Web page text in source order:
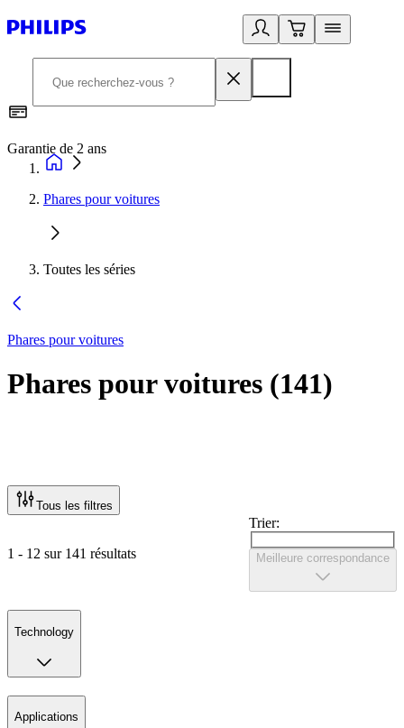
Garantie de 2 ans
Phares pour voitures
Toutes les séries
Phares pour voitures
Phares pour voitures (141)
Tous les filtres
1 - 12 sur 141 résultats
Trier:
Meilleure correspondance
Technology
Applications